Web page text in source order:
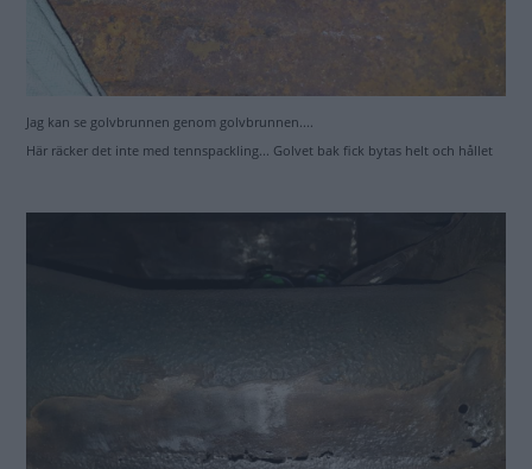
Jag kan se golvbrunnen genom golvbrunnen....
Här räcker det inte med tennspackling... Golvet bak fick bytas helt och hållet